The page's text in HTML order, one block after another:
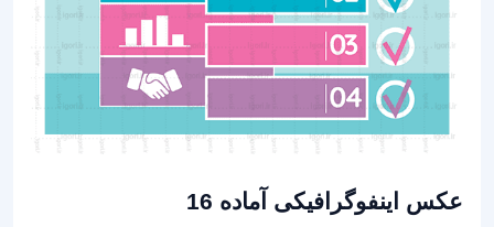
عکس اینفوگرافیکی آماده 16